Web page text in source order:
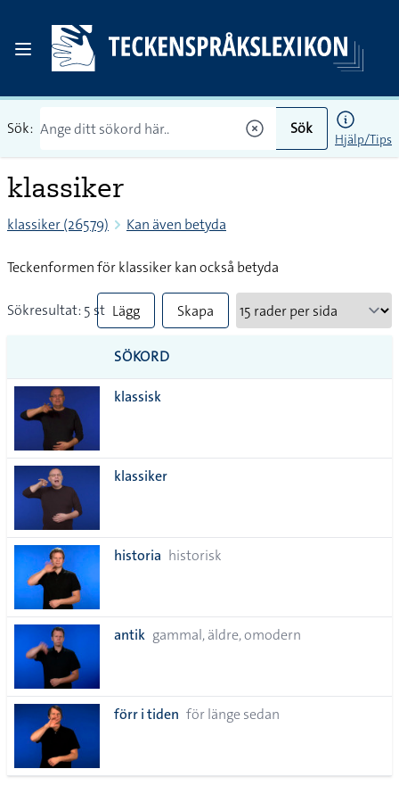
Sök: Sök
Hjälp/Tips
klassiker
klassiker (26579) Kan även betyda
Teckenformen för klassiker kan också betyda
Sökresultat: 5 st Lägg
till
alla i
Skapa
SÖKORD
klassisk
klassiker
historia historisk
antik gammal, äldre, omodern
förr i tiden för länge sedan